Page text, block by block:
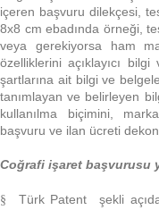
içeren başvuru dilekçesi,
8x8 cm ebadında örneği,
veya gerekiyorsa ham
özelliklerini açıklayıcı
şartlarına ait bilgi ve
tanımlayan ve belirleyen
kullanılma biçimini,
başvuru ve ilan ücreti
Coğrafi işaret başvurusu
§
Türk Patent şekli